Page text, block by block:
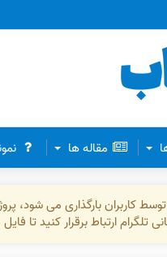
مقاله ها
کاربران بارگذاری می
تلگرام ارتباط برقرار کنید